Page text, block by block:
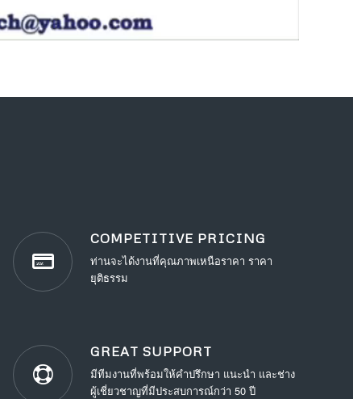
COMPETITIVE PRICING
ท่านจะได้งานที่คุณภาพเหนือราคา ราคา
ยุติธรรม
GREAT SUPPORT
มีทีมงานที่พร้อมให้คำปรึกษา แนะนำ และช่าง
ผู้เชี่ยวชาญที่มีประสบการณ์กว่า 50 ปี